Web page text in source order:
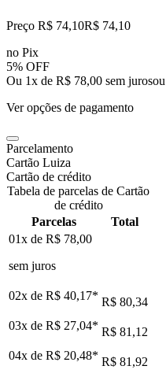
Preço R$ 74,10R$ 74,10
no Pix
5% OFF
Ou 1x de R$ 78,00 sem jurosou
Ver opções de pagamento
Parcelamento
Cartão Luiza
Cartão de crédito
Tabela de parcelas de Cartão
de crédito
Parcelas
Total
01x de R$ 78,00
sem juros
02x de R$ 40,17* R$ 80,34
03x de R$ 27,04* R$ 81,12
04x de R$ 20,48* R$ 81,92